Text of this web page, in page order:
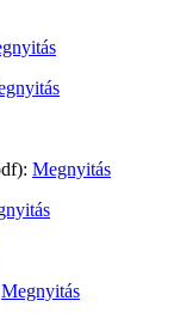
Megnyitás
Megnyitás